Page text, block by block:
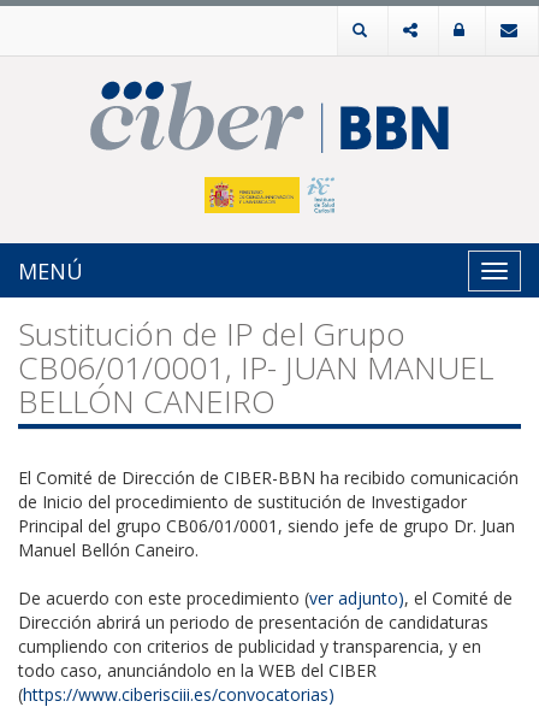
MENÚ
Sustitución de IP del Grupo
CB06/01/0001, IP- JUAN MANUEL
BELLÓN CANEIRO
El Comité de Dirección de CIBER-BBN ha recibido comunicación
de Inicio del procedimiento de sustitución de Investigador
Principal del grupo CB06/01/0001, siendo jefe de grupo Dr. Juan
Manuel Bellón Caneiro.
De acuerdo con este procedimiento (ver adjunto), el Comité de
Dirección abrirá un periodo de presentación de candidaturas
cumpliendo con criterios de publicidad y transparencia, y en
todo caso, anunciándolo en la WEB del CIBER
(https://www.ciberisciii.es/convocatorias)